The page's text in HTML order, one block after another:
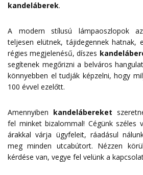
kandeláberek.
A modern stílusú lámpaoszlopok
teljesen elütnek, tájidegennek hatnak,
régies megjelenésű, díszes
segítenek megőrizni a belváros
könnyebben el tudják képzelni, hogy
100 évvel ezelőtt.
Amennyiben kandelábereket
fel minket bizalommal! Cégünk széles
árakkal várja ügyfeleit, ráadásul
meg minden utcabútort. Nézzen
kérdése van, vegye fel velünk a